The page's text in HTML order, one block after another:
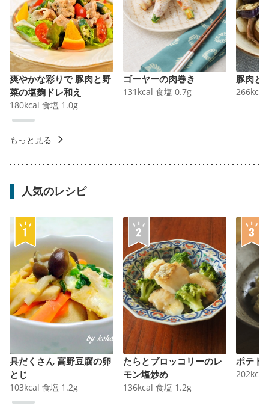
爽やかな彩りで 豚肉と野
菜の塩麹ドレ和え
180kcal 食塩 1.0g
ゴーヤーの肉巻き
131 kcal 食塩 0.7g
豚肉と
266kcal
もっと見る
人気のレシピ
具だくさん 高野豆腐の卵
とじ
103kcal 食塩 1.2g
たらとブロッコリーのレ
モン塩炒め
136kcal 食塩 1.2g
ポテト
202kcal